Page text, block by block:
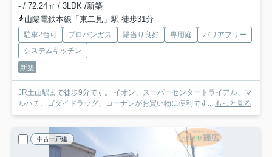
- / 72.24㎡ / 3LDK /新築
山陽電鉄本線「東二見」駅 徒歩31分
駐車2台可 プロパンガス 陽当り良好 専用庭
バリアフリー
システムキッチン
新築
JR土山駅まで徒歩9分です。 イオン、スーパーセンタートライアル、マ
ルハチ、ゴダイドラッグ、コーナンがお買い物に便利です...
もっと見る
中古一戸建